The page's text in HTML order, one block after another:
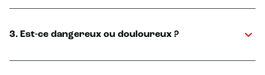
3. Est-ce dangereux ou douloureux ?